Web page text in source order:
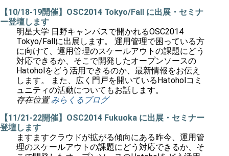
【10/18-19開催】OSC2014 Tokyo/Fall に出展・セミナ
ー登壇します
明星大学 日野キャンパスで開かれるOSC2014
Tokyo/Fallに出展します。 運用管理で困っている方
に向けて、運用管理のスケールアウトの課題にどう
対応できるか、そこで開発したオープンソースの
Hatoholをどう活用できるのか、最新情報をお伝え
します。 また、広く門戸を開いているHatoholコミ
ュニティの活動についてもお話します。
存在位置 みらくるブログ
【11/21-22開催】OSC2014 Fukuoka に出展・セミナー
登壇します
ますますクラウドが拡がる傾向にある昨今、運用管
理のスケールアウトの課題にどう対応できるか、そ